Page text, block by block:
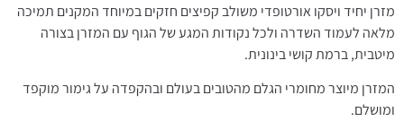
מזרן יחיד ויסקו אורטופדי משולב קפיצים חזקים במיוחד המקנים תמיכה
מלאה לעמוד השדרה ולכל נקודות המגע של הגוף עם המזרן בצורה
מיטבית, ברמת קושי בינונית.
המזרן מיוצר מחומרי הגלם מהטובים בעולם ובהקפדה על גימור מוקפד
ומושלם.